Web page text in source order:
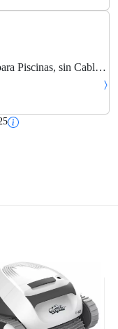
Piscinas, sin Cables,